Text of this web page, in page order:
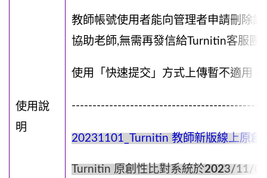
使用說
明
教師帳號使用者能向管理者申請刪除
協助老師,無需再發信給Turnitin客服團
使用「快速提交」方式上傳暫不適用。
20231101_Turnitin 教師新版線上原創
Turnitin 原創性比對系統於2023/11/